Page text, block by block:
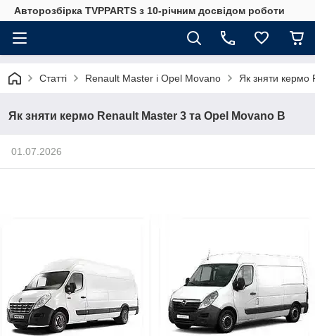
Авторозбірка TVPPARTS з 10-річним досвідом роботи
Статті Renault Master і Opel Movano Як зняти кермо
Як зняти кермо Renault Master 3 та Opel Movano B
01.07.2026